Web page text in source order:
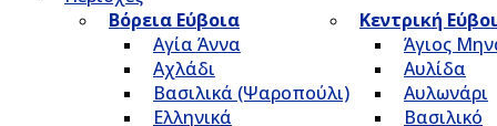
Βόρεια Εύβοια
Αγία Άννα
Αχλάδι
Βασιλικά (Ψαροπούλι)
Ελληνικά
Κεντρική
Άγιος
Αυλίδα
Αυλωνάρι
Βασιλικό